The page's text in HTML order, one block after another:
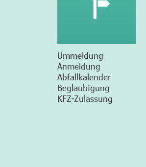
Ummeldung
Anmeldung
Abfallkalender
Beglaubigung
KFZ-Zulassung